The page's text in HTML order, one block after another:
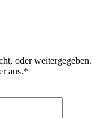
oder weitergegeben.
aus.*